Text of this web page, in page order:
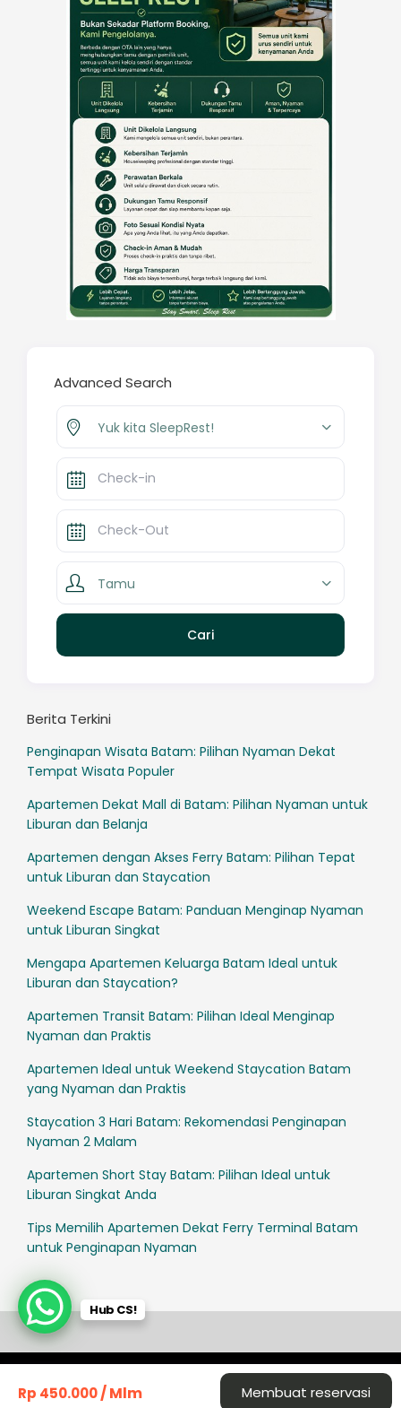
Advanced Search
Yuk kita SleepRest!
Tamu
Berita Terkini
Penginapan Wisata Batam: Pilihan Nyaman Dekat
Tempat Wisata Populer
Apartemen Dekat Mall di Batam: Pilihan Nyaman untuk
Liburan dan Belanja
Apartemen dengan Akses Ferry Batam: Pilihan Tepat
untuk Liburan dan Staycation
Weekend Escape Batam: Panduan Menginap Nyaman
untuk Liburan Singkat
Mengapa Apartemen Keluarga Batam Ideal untuk
Liburan dan Staycation?
Apartemen Transit Batam: Pilihan Ideal Menginap
Nyaman dan Praktis
Apartemen Ideal untuk Weekend Staycation Batam
yang Nyaman dan Praktis
Staycation 3 Hari Batam: Rekomendasi Penginapan
Nyaman 2 Malam
Apartemen Short Stay Batam: Pilihan Ideal untuk
Liburan Singkat Anda
Tips Memilih Apartemen Dekat Ferry Terminal Batam
untuk Penginapan Nyaman
© SleepRest All Rights Reserved 2025
Terms & Cond
Privacy Policy Cookie
Hub CS!
Rp 450.000/ Mlm Membuat reservasi